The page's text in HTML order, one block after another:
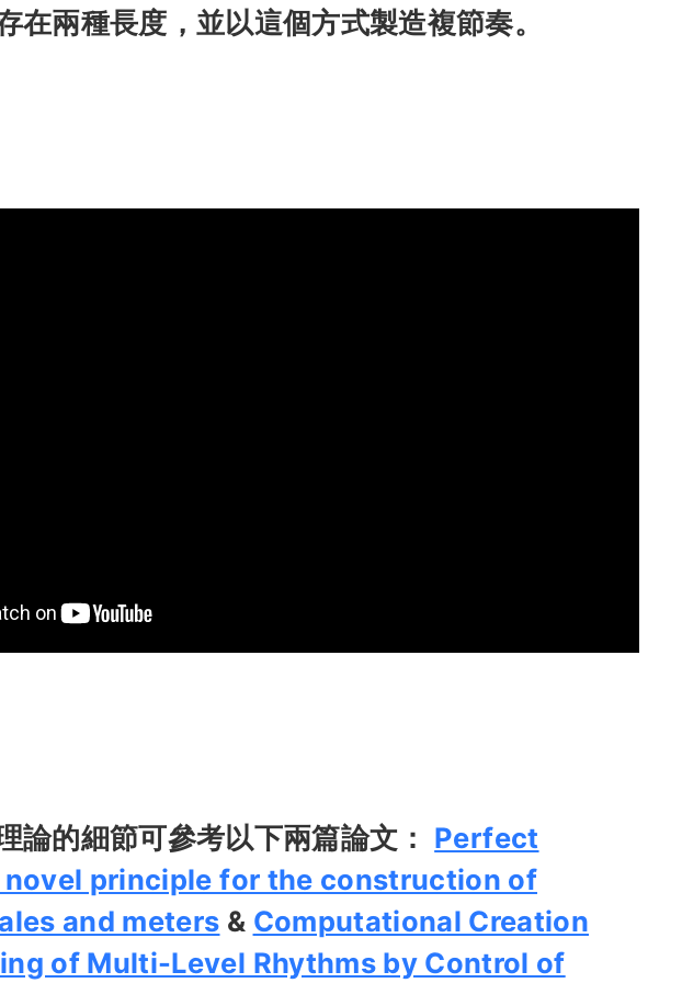
在兩種長度，並以這個方式製造複節奏。
論的細節可參考以下兩篇論文： Perfect
novel principle for the construction of
and meters & Computational Creation
of Multi-Level Rhythms by Control of